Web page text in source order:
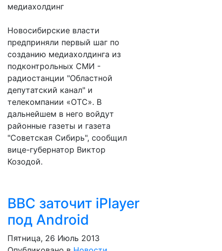
медиахолдинг
Новосибирские власти
предприняли первый шаг по
созданию медиахолдинга из
подконтрольных СМИ -
радиостанции "Областной
депутатский канал" и
телекомпании «ОТС». В
дальнейшем в него войдут
районные газеты и газета
"Советская Сибирь", сообщил
вице-губернатор Виктор
Козодой.
BBC заточит iPlayer
под Android
Пятница, 26 Июль 2013